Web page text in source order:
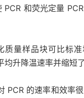
和荧光定量
质量样品块可比标
均升降温速率并缩短
PCR 的速率和效率